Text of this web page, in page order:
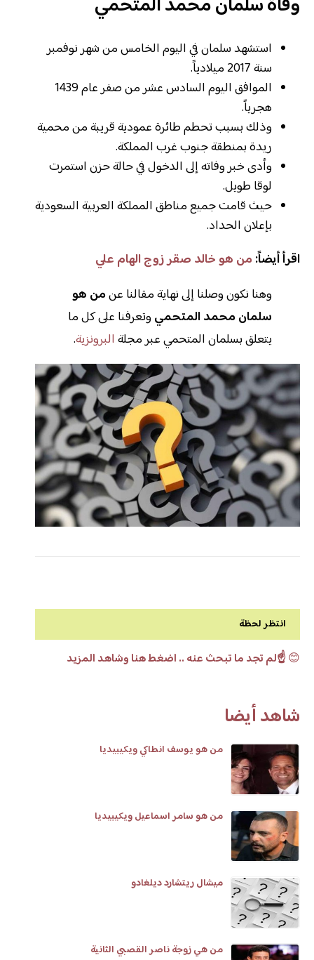
وفاة سلمان محمد المتحمي
استشهد سلمان في اليوم الخامس من شهر نوفمبر
سنة 2017 ميلادياً.
الموافق اليوم السادس عشر من صفر عام 1439
هجرياً.
وذلك بسبب تحطم طائرة عمودية قريبة من محمية
ريدة بمنطقة جنوب غرب المملكة.
وأدى خبر وفاته إلى الدخول في حالة حزن استمرت
لوقا طويل.
حيث قامت جميع مناطق المملكة العربية السعودية
بإعلان الحداد.
اقرأ أيضاً: من هو خالد صقر زوج الهام علي
وهنا نكون وصلنا إلى نهاية مقالنا عنمن هو
سلمان محمد المتحمي وتعرفنا على كل ما
يتعلق بسلمان المتحمي عبر مجلة البرونزية.
انتظر لحظة
😊☝️لم تجد ما تبحث عنه .. اضغط هنا وشاهد المزيد
شاهد أيضا
من هو يوسف انطاكي ويكيبيديا
من هو سامر اسماعيل ويكيبيديا
ميشال ريتشارد ديلغادو
من هي زوجة ناصر القصبي الثانية